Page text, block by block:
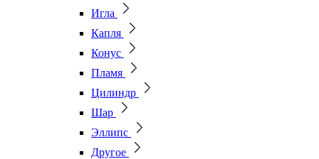
Игла
Капля
Конус
Пламя
Цилиндр
Шар
Эллипс
Другое